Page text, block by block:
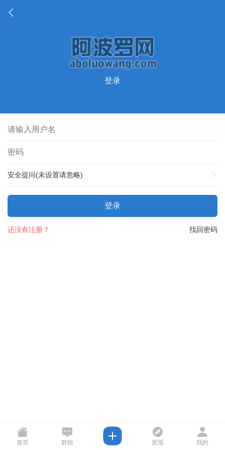
登录
安全提问(未设置请忽略)
登录
找回密码
还没有注册？
首页 群组 发现 我的